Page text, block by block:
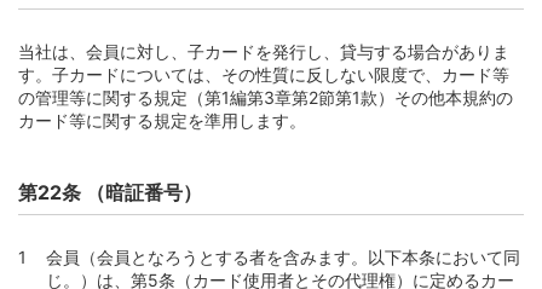
当社は、会員に対し、子カードを発行し、貸与する場合がありま
す。子カードについては、その性質に反しない限度で、カード等
の管理等に関する規定（第1編第3章第2節第1款）その他本規約の
カード等に関する規定を準用します。
第22条 （暗証番号）
会員（会員となろうとする者を含みます。以下本条において同
じ。）は、第5条（カード使用者とその代理権）に定めるカー